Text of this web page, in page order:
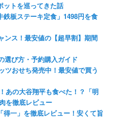
ットを巡ってきた話
鉄板ステーキ定食」1498円を食
ンス！最安値の【超早割】期間
選び方・予約購入ガイド
ツおせち発売中！最安値で買う
あの大谷翔平も食べた！？「明
を徹底レビュー
得一」を徹底レビュー！安くて旨